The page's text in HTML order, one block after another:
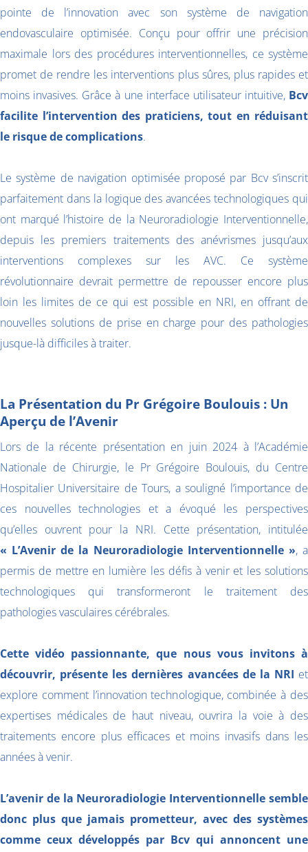
pointe de l’innovation avec son système de navigation
endovasculaire optimisée. Conçu pour offrir une précision
maximale lors des procédures interventionnelles, ce système
promet de rendre les interventions plus sûres, plus rapides et
moins invasives. Grâce à une interface utilisateur intuitive, Bcv
facilite l’intervention des praticiens, tout en réduisant
le risque de complications.
Le système de navigation optimisée proposé par Bcv s’inscrit
parfaitement dans la logique des avancées technologiques qui
ont marqué l’histoire de la Neuroradiologie Interventionnelle,
depuis les premiers traitements des anévrismes jusqu’aux
interventions complexes sur les AVC. Ce système
révolutionnaire devrait permettre de repousser encore plus
loin les limites de ce qui est possible en NRI, en offrant de
nouvelles solutions de prise en charge pour des pathologies
jusque-là difficiles à traiter.
La Présentation du Pr Grégoire Boulouis : Un
Aperçu de l’Avenir
Lors de la récente présentation en juin 2024 à l’Académie
Nationale de Chirurgie, le Pr Grégoire Boulouis, du Centre
Hospitalier Universitaire de Tours, a souligné l’importance de
ces nouvelles technologies et a évoqué les perspectives
qu’elles ouvrent pour la NRI. Cette présentation, intitulée
« L’Avenir de la Neuroradiologie Interventionnelle », a
permis de mettre en lumière les défis à venir et les solutions
technologiques qui transformeront le traitement des
pathologies vasculaires cérébrales.
Cette vidéo passionnante, que nous vous invitons à
découvrir, présente les dernières avancées de la NRI et
explore comment l’innovation technologique, combinée à des
expertises médicales de haut niveau, ouvrira la voie à des
traitements encore plus efficaces et moins invasifs dans les
années à venir.
L’avenir de la Neuroradiologie Interventionnelle semble
donc plus que jamais prometteur, avec des systèmes
comme ceux développés par Bcv qui annoncent une